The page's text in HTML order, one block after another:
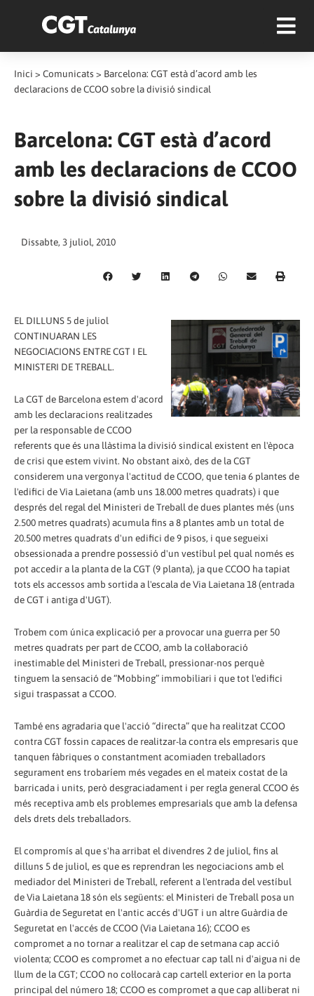
Inici > Comunicats > Barcelona: CGT està d’acord amb les
declaracions de CCOO sobre la divisió sindical
Barcelona: CGT està d’acord
amb les declaracions de CCOO
sobre la divisió sindical
Dissabte, 3 juliol, 2010
EL DILLUNS 5 de juliol
CONTINUARAN LES
NEGOCIACIONS ENTRE CGT I EL
MINISTERI DE TREBALL.
La CGT de Barcelona estem d'acord
amb les declaracions realitzades
per la responsable de CCOO
referents que és una llàstima la divisió sindical existent en l'època
de crisi que estem vivint. No obstant això, des de la CGT
considerem una vergonya l'actitud de CCOO, que tenia 6 plantes de
l'edifici de Via Laietana (amb uns 18.000 metres quadrats) i que
després del regal del Ministeri de Treball de dues plantes més (uns
2.500 metres quadrats) acumula fins a 8 plantes amb un total de
20.500 metres quadrats d'un edifici de 9 pisos, i que segueixi
obsessionada a prendre possessió d'un vestíbul pel qual només es
pot accedir a la planta de la CGT (9 planta), ja que CCOO ha tapiat
tots els accessos amb sortida a l'escala de Via Laietana 18 (entrada
de CGT i antiga d'UGT).
Trobem com única explicació per a provocar una guerra per 50
metres quadrats per part de CCOO, amb la col·laboració
inestimable del Ministeri de Treball, pressionar-nos perquè
tinguem la sensació de “Mobbing” immobiliari i que tot l'edifici
sigui traspassat a CCOO.
També ens agradaria que l'acció “directa” que ha realitzat CCOO
contra CGT fossin capaces de realitzar-la contra els empresaris que
tanquen fàbriques o constantment acomiaden treballadors
segurament ens trobaríem més vegades en el mateix costat de la
barricada i units, però desgraciadament i per regla general CCOO és
més receptiva amb els problemes empresarials que amb la defensa
dels drets dels treballadors.
El compromís al que s'ha arribat el divendres 2 de juliol, fins al
dilluns 5 de juliol, es que es reprendran les negociacions amb el
mediador del Ministeri de Treball, referent a l'entrada del vestíbul
de Via Laietana 18 són els següents: el Ministeri de Treball posa un
Guàrdia de Seguretat en l'antic accés d'UGT i un altre Guàrdia de
Seguretat en l'accés de CCOO (Via Laietana 16); CCOO es
compromet a no tornar a realitzar el cap de setmana cap acció
violenta; CCOO es compromet a no efectuar cap tall ni d'aigua ni de
llum de la CGT; CCOO no col·locarà cap cartell exterior en la porta
principal del número 18; CCOO es compromet a que cap alliberat ni